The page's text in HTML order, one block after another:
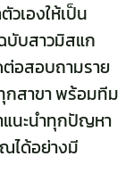
เองให้เป็น
บับสาวมิสแก
อสอบถามราย
กสาขา พร้อมทีม
นะนำทุกปัญหา
ได้อย่างมี